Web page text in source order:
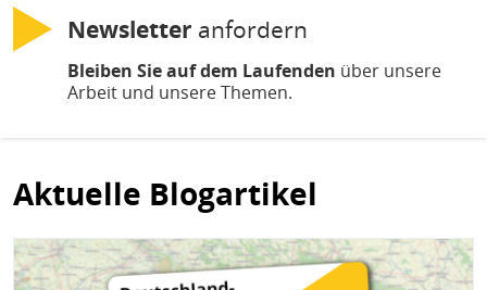
Newsletter anfordern
Bleiben Sie auf dem Laufenden über unsere
Arbeit und unsere Themen.
Aktuelle Blogartikel
Bild